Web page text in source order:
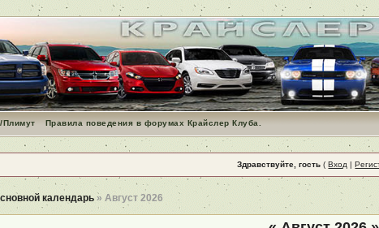
Плимут Правила поведения в форумах Крайслер Клуба.
Здравствуйте, гость (Вход |
календарь » Август 2026